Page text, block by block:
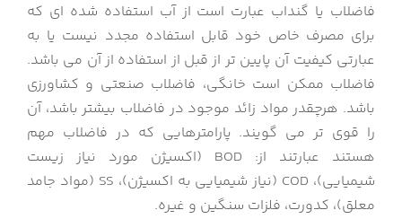
فاضلاب یا گنداب عبارت است از آب استفاده شده ای که
برای مصرف خاص خود قابل استفاده مجدد نیست یا به
عبارتی کیفیت آن پایین تر از قبل از استفاده از آن می باشد.
فاضلاب ممکن است خانگی، فاضلاب صنعتی و کشاورزی
باشد. هرچقدر مواد زائد موجود در فاضلاب بیشتر باشد، آن
را قوی تر می گویند. پارامترهایی که در فاضلاب مهم
هستند عبارتند از: BOD (اکسیژن مورد نیاز زیست
شیمیایی)، COD (نیاز شیمیایی به اکسیژن)، SS (مواد جامد
معلق)، کدورت، فلزات سنگین و غیره.